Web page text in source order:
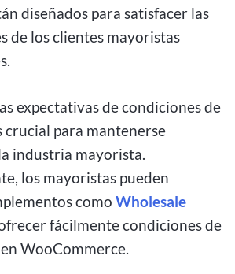
diseñados para satisfacer las
de los clientes mayoristas
expectativas de condiciones de
crucial para mantenerse
industria mayorista.
los mayoristas pueden
como Wholesale
fácilmente condiciones de
WooCommerce.